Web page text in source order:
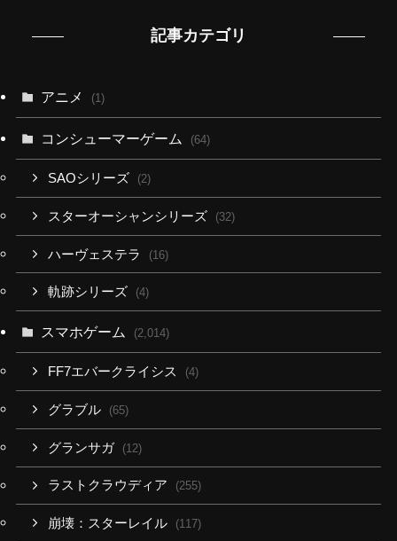
記事カテゴリ
アニメ (1)
コンシューマーゲーム (64)
SAOシリーズ (2)
スターオーシャンシリーズ (32)
ハーヴェステラ (16)
軌跡シリーズ (4)
スマホゲーム (2,014)
FF7エバークライシス (4)
グラブル (65)
グランサガ (12)
ラストクラウディア (255)
崩壊：スターレイル (117)